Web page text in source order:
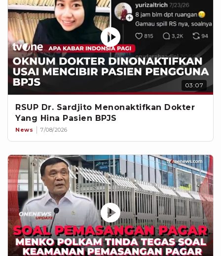
03:07
RSUP Dr. Sardjito Menonaktifkan Dokter
Yang Hina Pasien BPJS
News 7/08/2026